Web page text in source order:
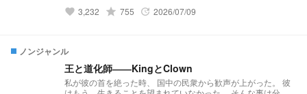
#エデン #つ🅰️ #ヴォルタ #さくゆい #星川 ※25.9.26のみ
favorite 3,232 grade 755 update 2026/07/09
ノンジャンル
王と道化師――KingとClown
私が彼の首を絶った時、 国中の民衆から歓声が上がった。 彼